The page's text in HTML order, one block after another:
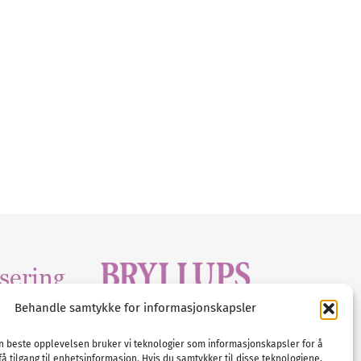
Behandle samtykke for informasjonskapsler
beste opplevelsen bruker vi teknologier som informasjonskapsler for å
tilgang til enhetsinformasjon. Hvis du samtykker til disse teknologiene,
E-post :info@nordicbridalmedia.com